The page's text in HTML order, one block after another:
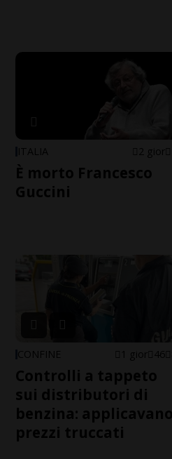
ITALIA 2 gior
È morto Francesco
Guccini
CONFINE 1 gior 46
Controlli a tappeto
sui distributori di
benzina: applicavano
prezzi truccati